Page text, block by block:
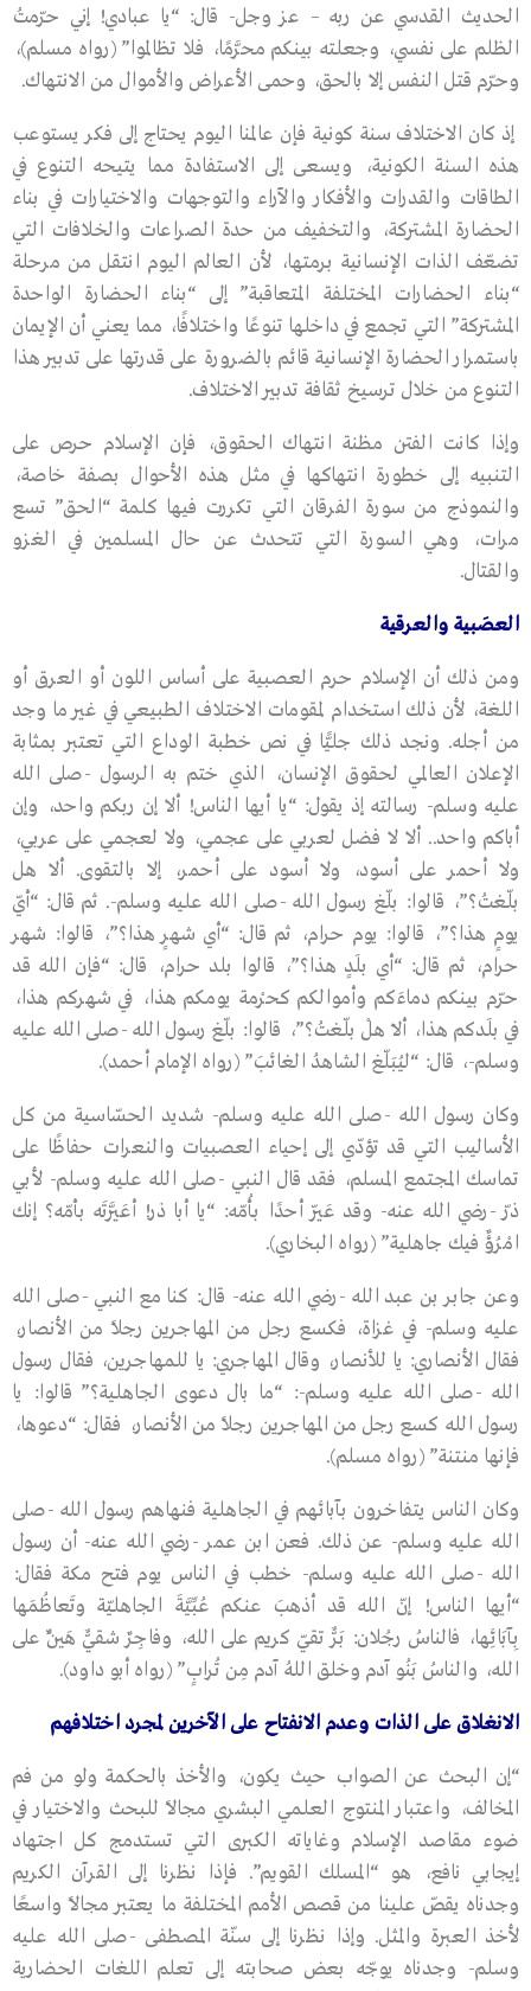
الحديث القدسي عن ربه – عز وجل- قال: “يا عبادي! إني حرّمتُ
الظلم على نفسي، وجعلته بينكم محرَّمًا، فلا تظالموا” (رواه مسلم)،
وحرّم قتل النفس إلا بالحق، وحمى الأعراض والأموال من الانتهاك.
إذ كان الاختلاف سنة كونية فإن عالمنا اليوم يحتاج إلى فكر يستوعب
هذه السنة الكونية، ويسعى إلى الاستفادة مما يتيحه التنوع في
الطاقات والقدرات والأفكار والآراء والتوجهات والاختيارات في بناء
الحضارة المشتركة، والتخفيف من حدة الصراعات والخلافات التي
تضعّف الذات الإنسانية برمتها، لأن العالم اليوم انتقل من مرحلة
“بناء الحضارات المختلفة المتعاقبة” إلى “بناء الحضارة الواحدة
المشتركة” التي تجمع في داخلها تنوعًا واختلافًا، مما يعني أن الإيمان
باستمرار الحضارة الإنسانية قائم بالضرورة على قدرتها على تدبير هذا
التنوع من خلال ترسيخ ثقافة تدبير الاختلاف.
وإذا كانت الفتن مظنة انتهاك الحقوق، فإن الإسلام حرص على
التنبيه إلى خطورة انتهاكها في مثل هذه الأحوال بصفة خاصة،
والنموذج من سورة الفرقان التي تكررت فيها كلمة “الحق” تسع
مرات، وهي السورة التي تتحدث عن حال المسلمين في الغزو
والقتال.
العصَبية والعرقية
ومن ذلك أن الإسلام حرم العصبية على أساس اللون أو العرق أو
اللغة، لأن ذلك استخدام لمقومات الاختلاف الطبيعي في غير ما وجد
من أجله. ونجد ذلك جليًّا في نص خطبة الوداع التي تعتبر بمثابة
الإعلان العالمي لحقوق الإنسان، الذي ختم به الرسول -صلى الله
عليه وسلم- رسالته إذ يقول: “يا أيها الناس! ألا إن ربكم واحد، وإن
أباكم واحد.. ألا لا فضل لعربي على عجمي، ولا لعجمي على عربي،
ولا أحمر على أسود، ولا أسود على أحمر، إلا بالتقوى. ألا هل
بلّغتُ؟”، قالوا: بلّغ رسول الله -صلى الله عليه وسلم-. ثم قال: “أيّ
يومٍ هذا؟”، قالوا: يوم حرام، ثم قال: “أي شهرٍ هذا؟”، قالوا: شهر
حرام، ثم قال: “أي بلَدٍ هذا؟”، قالوا بلد حرام، قال: “فإن الله قد
حرّم بينكم دماءَكم وأموالكم كحرْمة يومكم هذا، في شهركم هذا،
في بلَدكم هذا، ألاَ هلْ بلّغتُ؟”، قالوا: بلّغ رسول الله -صلى الله عليه
وسلم-، قال: “ليُبَلّغ الشاهدُ الغائبَ” (رواه الإمام أحمد).
وكان رسول الله -صلى الله عليه وسلم- شديد الحسّاسية من كل
الأساليب التي قد تؤدّي إلى إحياء العصبيات والنعرات حفاظًا على
تماسك المجتمع المسلم، فقد قال النبي -صلى الله عليه وسلم- لأبي
ذرّ -رضي الله عنه- وقد عَيّر أحدًا بأُمّه: “يا أبا ذر! أعَيَّرتَه بأمّه؟ إنك
امْرُؤٌ فيك جاهلية” (رواه البخاري).
وعن جابر بن عبد الله -رضي الله عنه- قال: كنا مع النبي -صلى الله
عليه وسلم- في غزاة، فكسع رجل من المهاجرين رجلاً من الأنصار،
فقال الأنصاري: يا للأنصار، وقال المهاجري: يا للمهاجرين، فقال رسول
الله -صلى الله عليه وسلم-: “ما بال دعوى الجاهلية؟” قالوا: يا
رسول الله كسع رجل من المهاجرين رجلاً من الأنصار، فقال: “دعوها،
فإنها منتنة” (رواه مسلم).
وكان الناس يتفاخرون بآبائهم في الجاهلية فنهاهم رسول الله -صلى
الله عليه وسلم- عن ذلك. فعن ابن عمر -رضي الله عنه- أن رسول
الله -صلى الله عليه وسلم- خطب في الناس يوم فتح مكة فقال:
“أيها الناس! إنّ الله قد أذهبَ عنكم عُبِّيَّةَ الجاهليّة وتَعاظُمَها
بِآبَائِها، فالناسُ رجُلان: بَرٌّ تقيّ كريم على الله، وفاجِرٌ شقيٌّ هَيِّنٌ على
الله، والناسُ بَنُو آدم وخلق اللهُ آدم مِن تُرابٍ” (رواه أبو داود).
الانغلاق على الذات وعدم الانفتاح على الآخرين لمجرد اختلافهم
“إن البحث عن الصواب حيث يكون، والأخذ بالحكمة ولو من فم
المخالف، واعتبار المنتوج العلمي البشري مجالاً للبحث والاختيار في
ضوء مقاصد الإسلام وغاياته الكبرى التي تستدمج كل اجتهاد
إيجابي نافع، هو “المسلك القويم”. فإذا نظرنا إلى القرآن الكريم
وجدناه يقصّ علينا من قصص الأمم المختلفة ما يعتبر مجالاً واسعًا
لأخذ العبرة والمثل. وإذا نظرنا إلى سنّة المصطفى -صلى الله عليه
وسلم- وجدناه يوجّه بعض صحابته إلى تعلم اللغات الحضارية